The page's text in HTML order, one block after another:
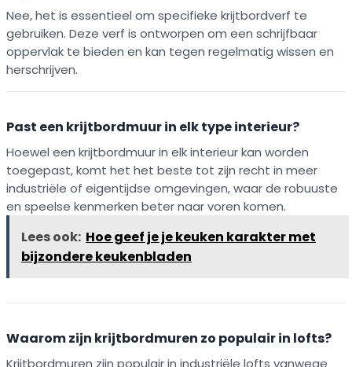
Nee, het is essentieel om specifieke krijtbordverf te
gebruiken. Deze verf is ontworpen om een schrijfbaar
oppervlak te bieden en kan tegen regelmatig wissen en
herschrijven.
Past een krijtbordmuur in elk type interieur?
Hoewel een krijtbordmuur in elk interieur kan worden
toegepast, komt het het beste tot zijn recht in meer
industriële of eigentijdse omgevingen, waar de robuuste
en speelse kenmerken beter naar voren komen.
Lees ook: Hoe geef je je keuken karakter met
bijzondere keukenbladen
Waarom zijn krijtbordmuren zo populair in lofts?
Krijtbordmuren zijn populair in industriële lofts vanwege